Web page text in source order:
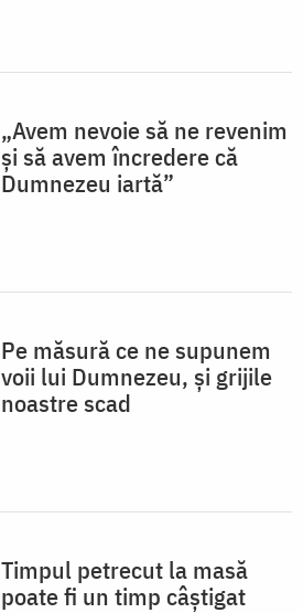
„Avem nevoie să ne revenim
și să avem încredere că
Dumnezeu iartă”
Pe măsură ce ne supunem
voii lui Dumnezeu, și grijile
noastre scad
Timpul petrecut la masă
poate fi un timp câștigat